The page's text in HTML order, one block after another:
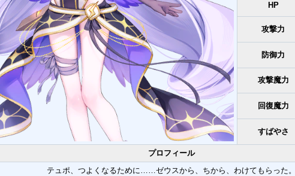
HP
攻撃力
防御力
攻撃魔力
回復魔力
すばやさ
プロフィール
テュポ、つよくなるために……ゼウスから、ちから、わけてもらった。